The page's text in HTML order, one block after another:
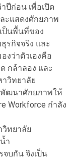
ปีก่อน เพื่อเปิด
ะแสดงศักยภาพ
ป็นพื้นที่ของ
รกิจจริง และ
องว่าตัวเองคือ
กล้าลอง และ
าวิทยาลัย
ฒนาศักยภาพให้
Workforce กำลัง
วิทยาลัย
ำ
จบกัน จึงเป็น